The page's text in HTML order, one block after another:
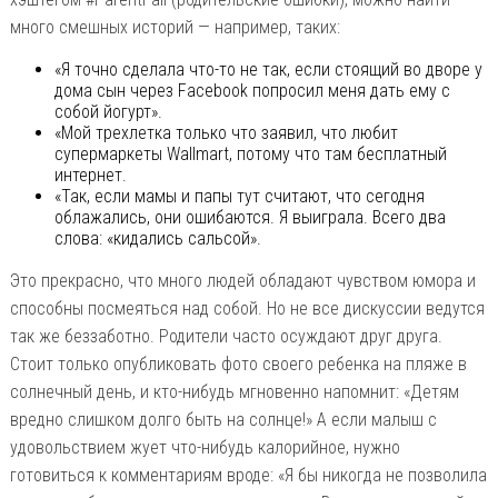
много смешных историй — например, таких:
«Я точно сделала что-то не так, если стоящий во дворе у
дома сын через Facebook попросил меня дать ему с
собой йогурт».
«Мой трехлетка только что заявил, что любит
супермаркеты Wallmart, потому что там бесплатный
интернет.
«Так, если мамы и папы тут считают, что сегодня
облажались, они ошибаются. Я выиграла. Всего два
слова: «кидались сальсой».
Это прекрасно, что много людей обладают чувством юмора и
способны посмеяться над собой. Но не все дискуссии ведутся
так же беззаботно. Родители часто осуждают друг друга.
Стоит только опубликовать фото своего ребенка на пляже в
солнечный день, и кто-нибудь мгновенно напомнит: «Детям
вредно слишком долго быть на солнце!» А если малыш с
удовольствием жует что-нибудь калорийное, нужно
готовиться к комментариям вроде: «Я бы никогда не позволила